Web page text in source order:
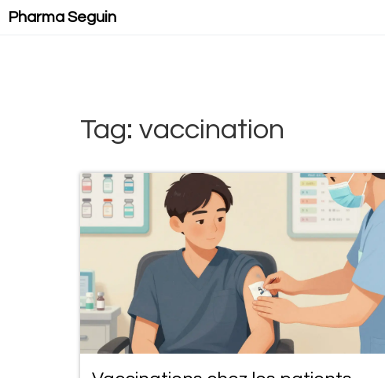
Pharma Seguin
Tag: vaccination